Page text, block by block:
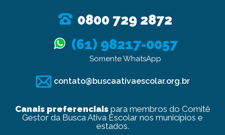
0800 729 2872
(61) 98217-0057
Somente WhatsApp
contato@buscaativaescolar.org.br
Canais preferenciaispara membros do Comitê
Gestor da Busca Ativa Escolar nos municípios e
estados.